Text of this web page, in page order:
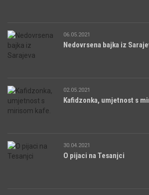
06.05.2021
Nedovrsena bajka iz
02.05.2021
Kafidzonka, umjetnost s
30.04.2021
O pijaci na Tesanjci